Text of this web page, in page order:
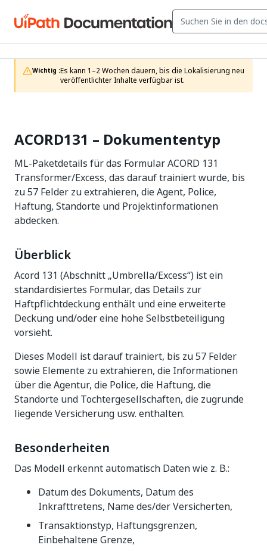
Wichtig :Es kann 1–2 Wochen dauern, bis die Lokalisierung neu
veröffentlichter Inhalte verfügbar ist.
ACORD131 – Dokumententyp
ML-Paketdetails für das Formular ACORD 131
Transformer/Excess, das darauf trainiert wurde, bis
zu 57 Felder zu extrahieren, die Agent, Police,
Haftung, Standorte und Projektinformationen
abdecken.
Überblick
Acord 131 (Abschnitt „Umbrella/Excess“) ist ein
standardisiertes Formular, das Details zur
Haftpflichtdeckung enthält und eine erweiterte
Deckung und/oder eine hohe Selbstbeteiligung
vorsieht.
Dieses Modell ist darauf trainiert, bis zu 57 Felder
sowie Elemente zu extrahieren, die Informationen
über die Agentur, die Police, die Haftung, die
Standorte und Tochtergesellschaften, die zugrunde
liegende Versicherung usw. enthalten.
Besonderheiten
Das Modell erkennt automatisch Daten wie z. B.:
Datum des Dokuments, Datum des
Inkrafttretens, Name des/der Versicherten,
Transaktionstyp, Haftungsgrenzen,
Einbehaltene Grenze,